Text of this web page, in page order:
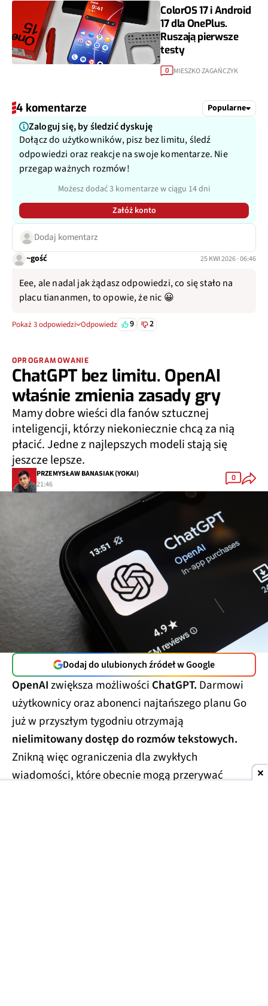
ColorOS 17 i Android
17 dla OnePlus.
Ruszają pierwsze
testy
0 MIESZKO ZAGAŃCZYK
4 komentarze Popularne
Zaloguj się, by śledzić dyskuję
Dołącz do użytkowników, pisz bez limitu, śledź
odpowiedzi oraz reakcje na swoje komentarze. Nie
przegap ważnych rozmów!
Możesz dodać 3 komentarze w ciągu 14 dni
Załóż konto
Dodaj komentarz
~gość 25 KWI 2026 · 06:46
Eee, ale nadal jak żądasz odpowiedzi, co się stało na
placu tiananmen, to opowie, że nic 😀
Pokaż 3 odpowiedzi Odpowiedz 9 2
OPROGRAMOWANIE
ChatGPT bez limitu. OpenAI
właśnie zmienia zasady gry
Mamy dobre wieści dla fanów sztucznej
inteligencji, którzy niekoniecznie chcą za nią
płacić. Jedne z najlepszych modeli stają się
jeszcze lepsze.
PRZEMYSŁAW BANASIAK (YOKAI)
21:46
0
Dodaj do ulubionych źródeł w Google
OpenAIzwiększa możliwości ChatGPT. Darmowi
użytkownicy oraz abonenci najtańszego planu Go
już w przyszłym tygodniu otrzymają
nielimitowany dostęp do rozmów tekstowych.
Znikną więc ograniczenia dla zwykłych
wiadomości, które obecnie mogą przerywać